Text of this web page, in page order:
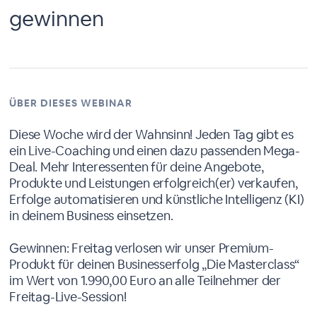
gewinnen
ÜBER DIESES WEBINAR
Diese Woche wird der Wahnsinn! Jeden Tag gibt es
ein Live-Coaching und einen dazu passenden Mega-
Deal. Mehr Interessenten für deine Angebote,
Produkte und Leistungen erfolgreich(er) verkaufen,
Erfolge automatisieren und künstliche Intelligenz (KI)
in deinem Business einsetzen.
Gewinnen: Freitag verlosen wir unser Premium-
Produkt für deinen Businesserfolg „Die Masterclass“
im Wert von 1.990,00 Euro an alle Teilnehmer der
Freitag-Live-Session!